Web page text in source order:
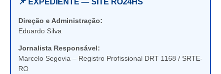
Direção e Administração:
Eduardo Silva
Jornalista Responsável:
Marcelo Segovia – Registro Profissional DRT 1168 / SRTE-
RO